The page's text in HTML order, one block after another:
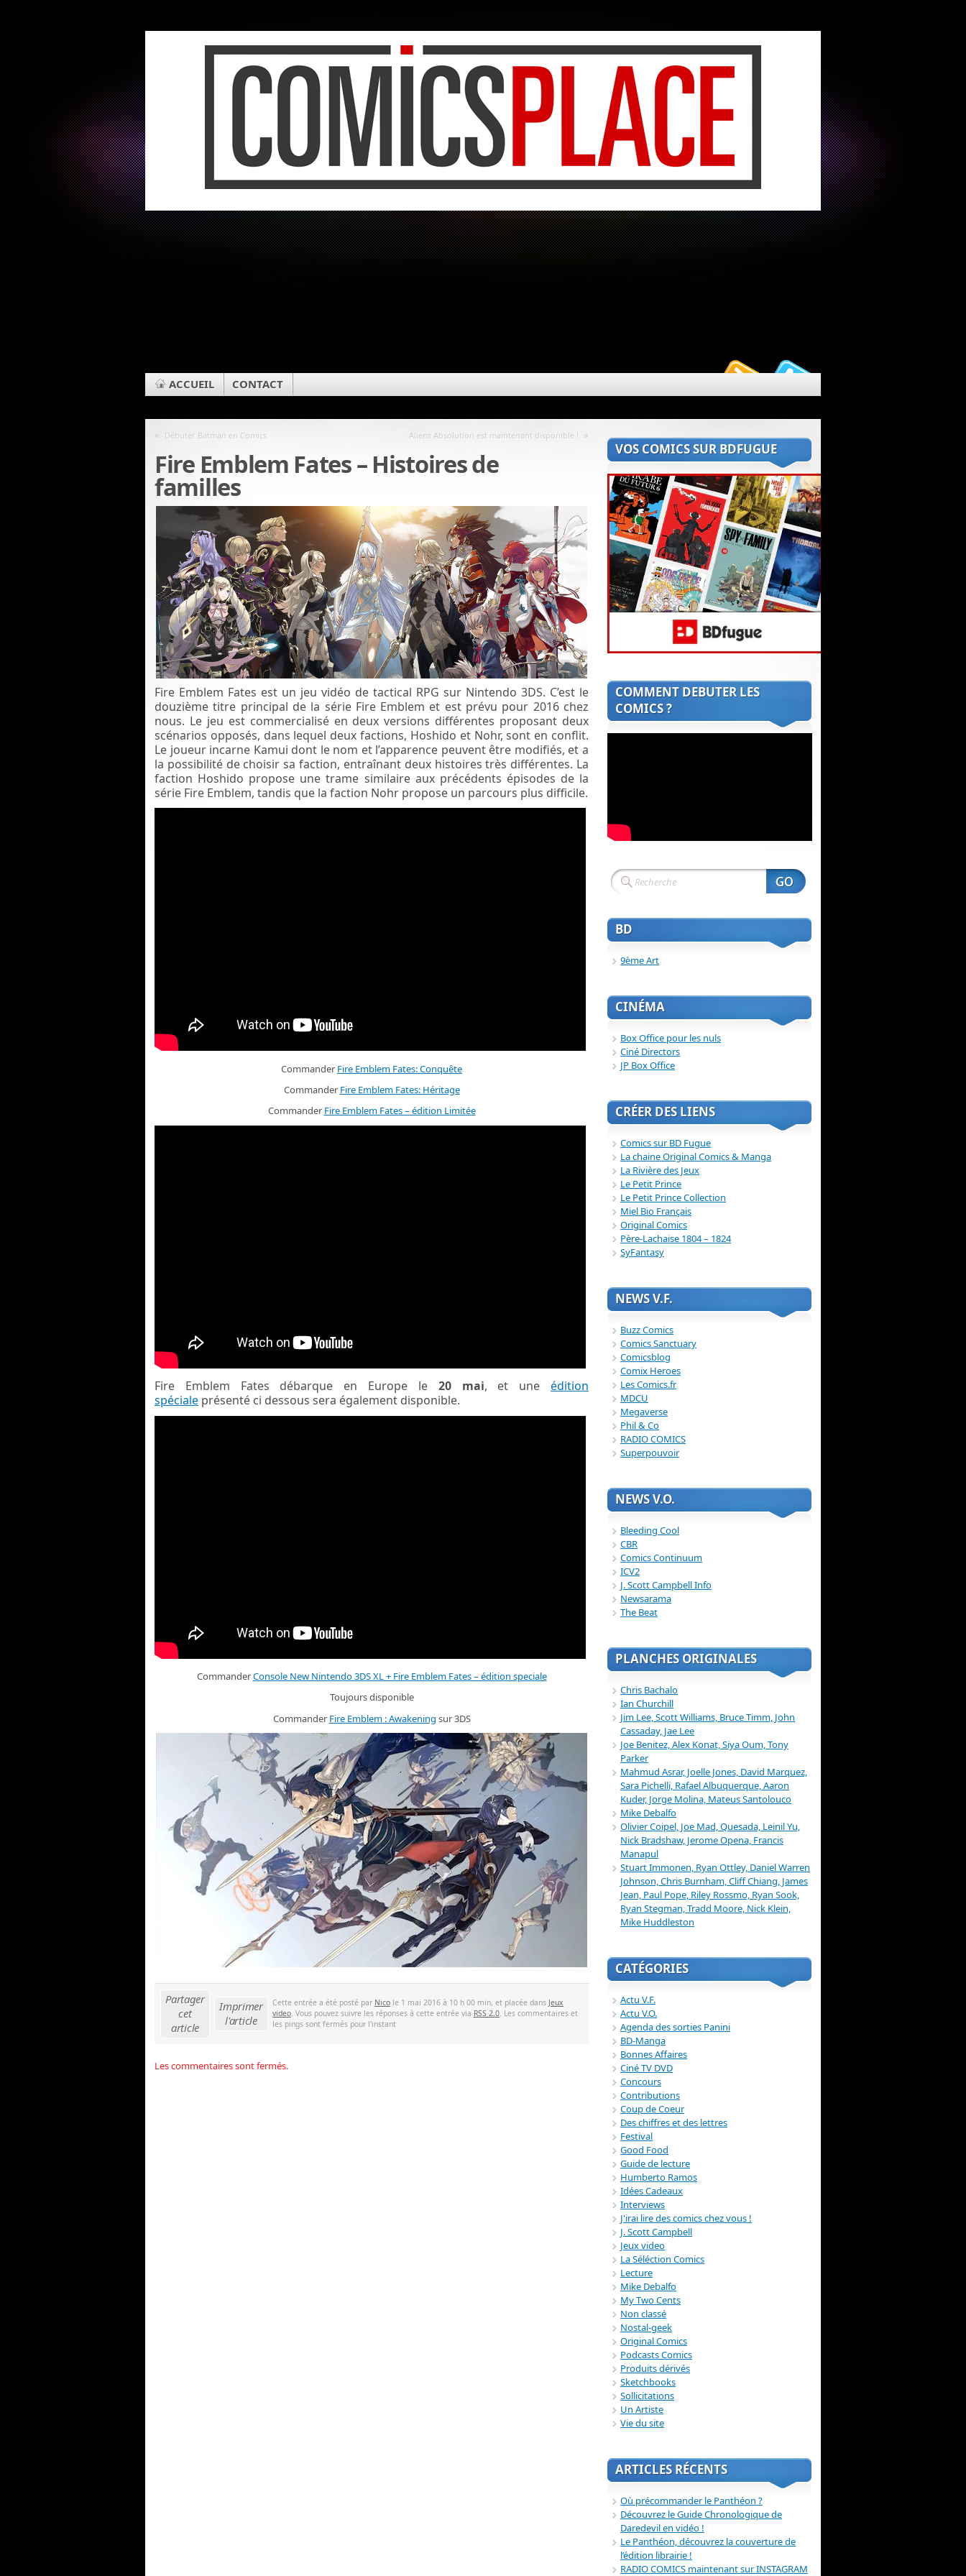
ACCUEIL CONTACT
« Débuter Batman en Comics Aliens Absolution est maintenant disponible ! »
Fire Emblem Fates – Histoires de
familles
Fire Emblem Fates est un jeu vidéo de tactical RPG sur Nintendo 3DS. C’est le
douzième titre principal de la série Fire Emblem et est prévu pour 2016 chez
nous. Le jeu est commercialisé en deux versions différentes proposant deux
scénarios opposés, dans lequel deux factions, Hoshido et Nohr, sont en conflit.
Le joueur incarne Kamui dont le nom et l’apparence peuvent être modifiés, et a
la possibilité de choisir sa faction, entraînant deux histoires très différentes. La
faction Hoshido propose une trame similaire aux précédents épisodes de la
série Fire Emblem, tandis que la faction Nohr propose un parcours plus difficile.
Commander Fire Emblem Fates: Conquête
Commander Fire Emblem Fates: Héritage
Commander Fire Emblem Fates – édition Limitée
Fire Emblem Fates débarque en Europe le 20 mai, et uneédition
spéciale présenté ci dessous sera également disponible.
CommanderConsole New Nintendo 3DS XL + Fire Emblem Fates – édition speciale
Toujours disponible
Commander Fire Emblem : Awakening sur 3DS
Partager
cet
article
Imprimer
l'article
Cette entrée a été posté par Nico le 1 mai 2016 à 10 h 00 min, et placée dans Jeux
video. Vous pouvez suivre les réponses à cette entrée via RSS 2.0. Les commentaires et
les pings sont fermés pour l'instant
Les commentaires sont fermés.
VOS COMICS SUR BDFUGUE
COMMENT DEBUTER LES
COMICS ?
BD
9ème Art
CINÉMA
Box Office pour les nuls
Ciné Directors
JP Box Office
CRÉER DES LIENS
Comics sur BD Fugue
La chaine Original Comics & Manga
La Rivière des Jeux
Le Petit Prince
Le Petit Prince Collection
Miel Bio Français
Original Comics
Père-Lachaise 1804 – 1824
SyFantasy
NEWS V.F.
Buzz Comics
Comics Sanctuary
Comicsblog
Comix Heroes
Les Comics.fr
MDCU
Megaverse
Phil & Co
RADIO COMICS
Superpouvoir
NEWS V.O.
Bleeding Cool
CBR
Comics Continuum
ICV2
J. Scott Campbell Info
Newsarama
The Beat
PLANCHES ORIGINALES
Chris Bachalo
Ian Churchill
Jim Lee, Scott Williams, Bruce Timm, John
Cassaday, Jae Lee
Joe Benitez, Alex Konat, Siya Oum, Tony
Parker
Mahmud Asrar, Joelle Jones, David Marquez,
Sara Pichelli, Rafael Albuquerque, Aaron
Kuder, Jorge Molina, Mateus Santolouco
Mike Debalfo
Olivier Coipel, Joe Mad, Quesada, Leinil Yu,
Nick Bradshaw, Jerome Opena, Francis
Manapul
Stuart Immonen, Ryan Ottley, Daniel Warren
Johnson, Chris Burnham, Cliff Chiang, James
Jean, Paul Pope, Riley Rossmo, Ryan Sook,
Ryan Stegman, Tradd Moore, Nick Klein,
Mike Huddleston
CATÉGORIES
Actu V.F.
Actu V.O.
Agenda des sorties Panini
BD-Manga
Bonnes Affaires
Ciné TV DVD
Concours
Contributions
Coup de Coeur
Des chiffres et des lettres
Festival
Good Food
Guide de lecture
Humberto Ramos
Idées Cadeaux
Interviews
J'irai lire des comics chez vous !
J. Scott Campbell
Jeux video
La Séléction Comics
Lecture
Mike Debalfo
My Two Cents
Non classé
Nostal-geek
Original Comics
Podcasts Comics
Produits dérivés
Sketchbooks
Sollicitations
Un Artiste
Vie du site
ARTICLES RÉCENTS
Où précommander le Panthéon ?
Découvrez le Guide Chronologique de
Daredevil en vidéo !
Le Panthéon, découvrez la couverture de
l’édition librairie !
RADIO COMICS maintenant sur INSTAGRAM